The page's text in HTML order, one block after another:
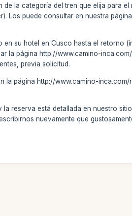
la categoría del tren que elija para
Los puede consultar en nuestra
su hotel en Cusco hasta el retorno
la página http://www.camino-
previa solicitud.
página http://www.camino-
reserva está detallada en nuestro
nuevamente que